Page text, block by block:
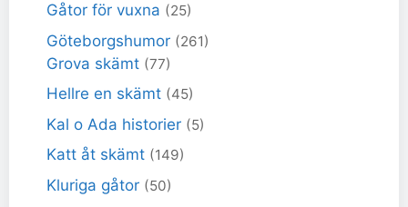
Gåtor för vuxna (25)
Göteborgshumor (261)
Grova skämt (77)
Hellre en skämt (45)
Kal o Ada historier (5)
Katt åt skämt (149)
Kluriga gåtor (50)